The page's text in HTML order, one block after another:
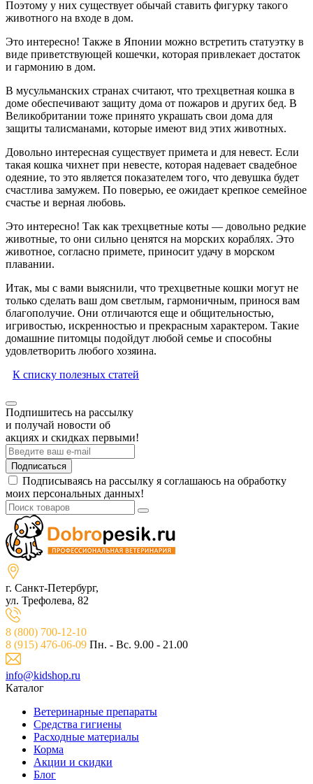
Поэтому у них существует обычай ставить фигурку такого
животного на входе в дом.
Это интересно! Также в Японии можно встретить статуэтку в
виде приветствующей кошечки, которая привлекает достаток
и гармонию в дом.
В мусульманских странах считают, что трехцветная кошка в
доме обеспечивают защиту дома от пожаров и других бед. В
Великобритании тоже принято украшать свои дома для
защиты талисманами, которые имеют вид этих животных.
Довольно интересная существует примета и для невест. Если
такая кошка чихнет при невесте, которая надевает свадебное
одеяние, то это является показателем того, что девушка будет
счастлива замужем. По поверью, ее ожидает крепкое семейное
счастье и верная любовь.
Это интересно! Так как трехцветные коты — довольно редкие
животные, то они сильно ценятся на морских кораблях. Это
животное, согласно примете, приносит удачу в морском
плавании.
Итак, мы с вами выяснили, что трехцветные кошки могут не
только сделать ваш дом светлым, гармоничным, принося вам
благополучие. Они отличаются еще и общительностью,
игривостью, искренностью и прекрасным характером. Такие
домашние питомцы подойдут любой семье и способны
удовлетворить любого хозяина.
К списку полезных статей
Подпишитесь на рассылку
и получай новости об
акциях и скидках первыми!
Подписаться
Подписываясь на рассылку я соглашаюсь на обработку
моих персональных данных!
г. Санкт-Петербург,
ул. Трефолева, 82
8 (800) 700-12-10
8 (915) 476-06-09 Пн. - Вс. 9.00 - 21.00
info@kidshop.ru
Каталог
Ветeринарные препараты
Средства гигиены
Расходные материалы
Корма
Акции и скидки
Блог